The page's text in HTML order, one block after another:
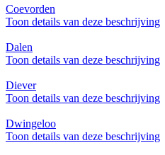
Coevorden
Toon details van deze beschrijving
Dalen
Toon details van deze beschrijving
Diever
Toon details van deze beschrijving
Dwingeloo
Toon details van deze beschrijving